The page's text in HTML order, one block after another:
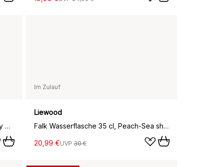
Falk Wasserflasche 35 cl, Safari sandy mix
Im Zulauf
Liewood
Falk Wasserflasche 35 cl, Peach-Sea shell mix
20,99 €UVP 30 €